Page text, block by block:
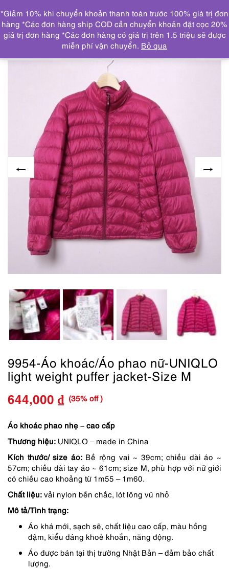
DANH MỤC
Trang chủ ÁO KHOÁC
9954-Áo khoác/Áo phao nữ-
UNIQLO light weight puffer jacket-Size M
9954-Áo khoác/Áo phao nữ-UNIQLO
light weight puffer jacket-Size M
Giá
gốc
là:
990,000 ₫.
644,000 ₫
Giá
hiện
tại
là:
644,000 ₫.
(35% off )
Áo khoác phao nhẹ – cao cấp
Thương hiệu: UNIQLO – made in China
Kích thước/ size áo:Bề rộng vai ~ 39cm; chiều dài áo ~
57cm; chiều dài tay áo ~ 61cm; size M, phù hợp với nữ giới
có chiều cao khoảng từ 1m55 – 1m60.
Chất liệu: vải nylon bền chắc, lót lông vũ nhỏ
Mô tả/Tình trạng:
Áo khá mới, sạch sẽ, chất liệu cao cấp, màu hồng
đậm, kiểu dáng khoẻ khoắn, năng động.
Áo được bán tại thị trường Nhật Bản – đảm bảo chất
lượng.
*Giảm 10% khi chuyển khoản thanh toán trước 100% giá trị đơn
hàng *Các đơn hàng ship COD cần chuyển khoản đặt cọc 20%
giá trị đơn hàng *Các đơn hàng có giá trị trên 1.5 triệu sẽ được
miễn phí vận chuyển. Bỏ qua